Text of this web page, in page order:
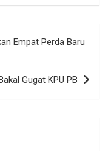
Empat Perda Baru
Gugat KPU PB